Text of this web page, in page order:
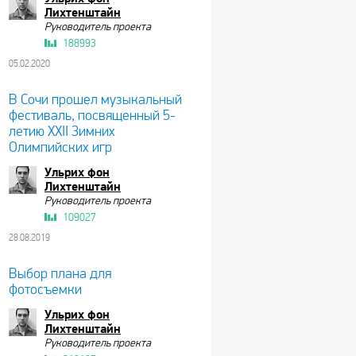
Лихтенштайн
Руководитель проекта
188993
05.02.2020
В Сочи прошел музыкальный
фестиваль, посвященный 5-
летию XXII Зимних
Олимпийских игр
Ульрих фон
Лихтенштайн
Руководитель проекта
109027
28.08.2019
Выбор плана для
фотосъемки
Ульрих фон
Лихтенштайн
Руководитель проекта